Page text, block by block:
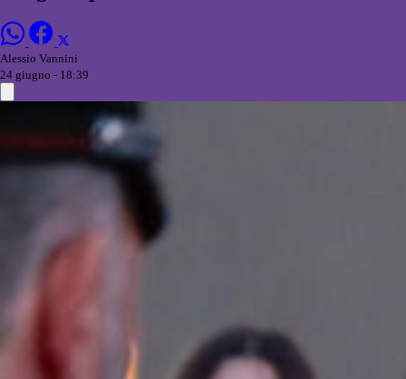
Alessio Vannini
24 giugno - 18:39